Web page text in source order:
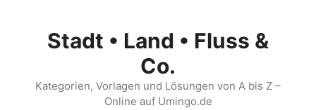
springenStadt • Land • Fluss &
Co.
Kategorien, Vorlagen und Lösungen von A bis Z –
Online auf Umingo.de